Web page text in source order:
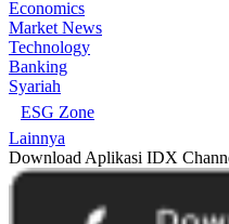
Economics
Market News
Technology
Banking
Syariah
ESG Zone
Lainnya
Download Aplikasi IDX